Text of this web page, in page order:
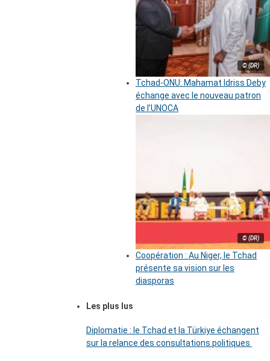
© (DR)
Tchad-ONU: Mahamat Idriss Deby
échange avec le nouveau patron
de l’UNOCA
© (DR)
Coopération : Au Niger, le Tchad
présente sa vision sur les
diasporas
Les plus lus
Diplomatie : le Tchad et la Türkiye échangent
sur la relance des consultations politiques